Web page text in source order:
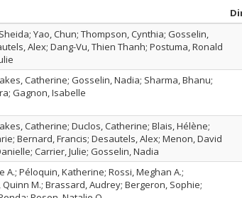
Yao, Chun; Thompson, Cynthia; Gosselin,
Alex; Dang-Vu, Thien Thanh; Postuma, Ronald
Catherine; Gosselin, Nadia; Sharma, Bhanu;
Gagnon, Isabelle
Catherine; Duclos, Catherine; Blais, Hélène;
Bernard, Francis; Desautels, Alex; Menon, David
Carrier, Julie; Gosselin, Nadia
A.; Péloquin, Katherine; Rossi, Meghan A.;
M.; Brassard, Audrey; Bergeron, Sophie;